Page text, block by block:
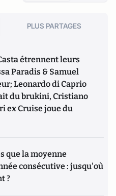
PLUS PARTAGES
étrennent leurs
Paradis & Samuel
Leonardo di Caprio
du brukini, Cristiano
ex Cruise joue du
que la moyenne
consécutive : jusqu'où
?